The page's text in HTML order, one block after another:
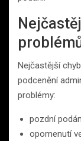
Nejčastější
podcenění
problémy:
pozdní
opomenutí